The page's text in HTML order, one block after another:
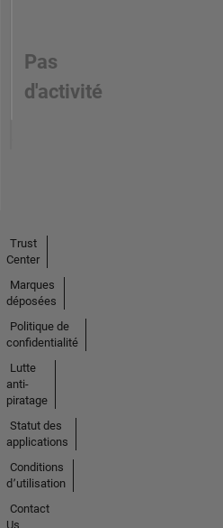
Pas
d'activité
Trust
Center
Marques
déposées
Politique de
confidentialité
Lutte
anti-
piratage
Statut des
applications
Conditions
d՚utilisation
Contact
Us